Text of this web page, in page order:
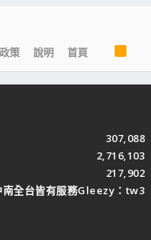
策 說明 首頁
R
S
S
307,088
2,716,103
217,902
南全台皆有服務Gleezy：tw3